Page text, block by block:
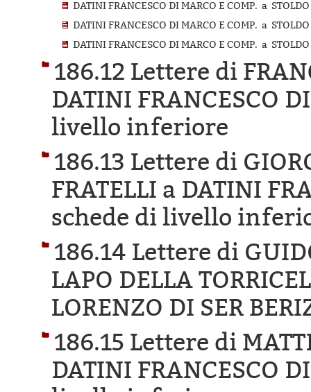
DATINI FRANCESCO DI MARCO E COMP. a
DATINI FRANCESCO DI MARCO E COMP. a
DATINI FRANCESCO DI MARCO E COMP. a
186.12 Lettere di
DATINI FRANCESCO
livello inferiore
186.13 Lettere di
FRATELLI a DATINI
schede di livello
186.14 Lettere di
LAPO DELLA
LORENZO DI SER
186.15 Lettere di
DATINI FRANCESCO